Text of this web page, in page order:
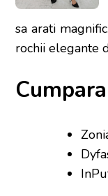
sa arati
rochii elegante